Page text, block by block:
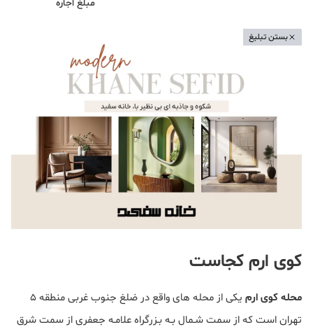
مبلغ اجاره
بستن تبلیغ
کوی ارم کجاست
محله کوی ارم
یکی از محله های واقع در ضلغ جنوب غربی منطقه ۵
تهران است که از سمت ﺷـﻤﺎل ﺑـﻪ ﺑـﺰرگراه ﻋﻼﻣـﻪ ﺟﻌﻔﺮی از سمت ﺷﺮق